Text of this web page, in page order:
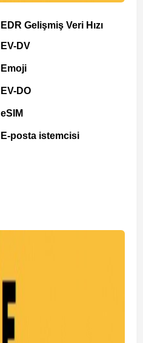
EDR Gelişmiş Veri Hızı
EV-DV
Emoji
EV-DO
eSIM
E-posta istemcisi